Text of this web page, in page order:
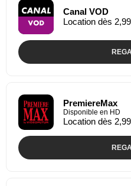
Canal VOD
Location dès
PremiereMax
Disponible en HD
Location dès